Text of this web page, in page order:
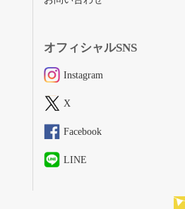
オフィシャルSNS
Instagram
X
Facebook
LINE